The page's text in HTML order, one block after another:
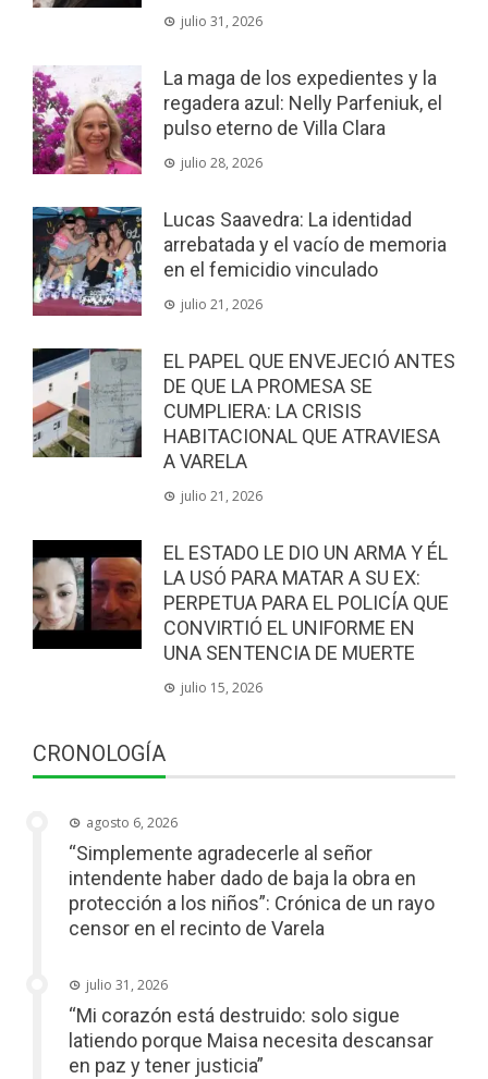
julio 31, 2026
La maga de los expedientes y la
regadera azul: Nelly Parfeniuk, el
pulso eterno de Villa Clara
julio 28, 2026
Lucas Saavedra: La identidad
arrebatada y el vacío de memoria
en el femicidio vinculado
julio 21, 2026
EL PAPEL QUE ENVEJECIÓ ANTES
DE QUE LA PROMESA SE
CUMPLIERA: LA CRISIS
HABITACIONAL QUE ATRAVIESA
A VARELA
julio 21, 2026
EL ESTADO LE DIO UN ARMA Y ÉL
LA USÓ PARA MATAR A SU EX:
PERPETUA PARA EL POLICÍA QUE
CONVIRTIÓ EL UNIFORME EN
UNA SENTENCIA DE MUERTE
julio 15, 2026
CRONOLOGÍA
agosto 6, 2026
“Simplemente agradecerle al señor
intendente haber dado de baja la obra en
protección a los niños”: Crónica de un rayo
censor en el recinto de Varela
julio 31, 2026
“Mi corazón está destruido: solo sigue
latiendo porque Maisa necesita descansar
en paz y tener justicia”